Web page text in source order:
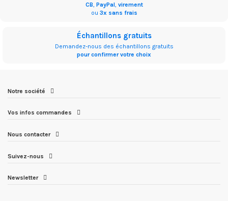
CB PayPal, virement
ou 3x sans frais
Échantillons gratuits
Demandez-nous des échantillons gratuits
pour confirmer votre choix
Notre société
Vos infos commandes
Nous contacter
Suivez-nous
Newsletter